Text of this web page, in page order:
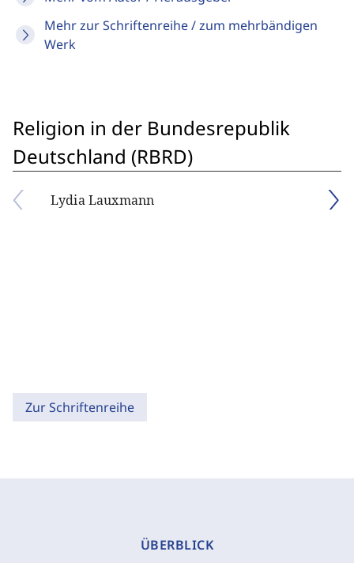
Mehr zur Schriftenreihe / zum mehrbändigen
Werk
Religion in der Bundesrepublik
Deutschland (RBRD)
Lydia Lauxmann
Zur Schriftenreihe
ÜBERBLICK